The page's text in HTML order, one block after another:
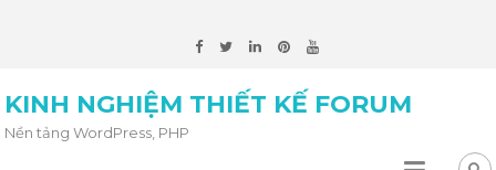
KINH NGHIỆM THIẾT KẾ FORUM
Nền tảng WordPress, PHP